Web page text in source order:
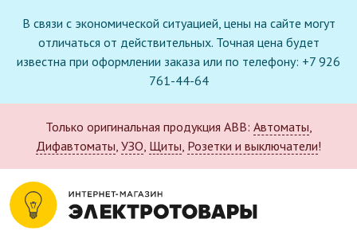
В связи с экономической ситуацией, цены на сайте могут
отличаться от действительных. Точная цена будет
известна при оформлении заказа или по телефону: +7 926
761-44-64
Только оригинальная продукция ABB: Автоматы,
Дифавтоматы, УЗО, Щиты, Розетки и выключатели!